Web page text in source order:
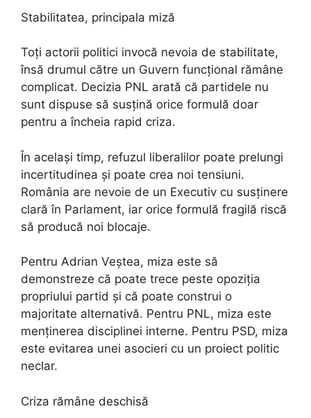
Stabilitatea, principala miză
Toți actorii politici invocă nevoia de stabilitate,
însă drumul către un Guvern funcțional rămâne
complicat. Decizia PNL arată că partidele nu
sunt dispuse să susțină orice formulă doar
pentru a încheia rapid criza.
În același timp, refuzul liberalilor poate prelungi
incertitudinea și poate crea noi tensiuni.
România are nevoie de un Executiv cu susținere
clară în Parlament, iar orice formulă fragilă riscă
să producă noi blocaje.
Pentru Adrian Veștea, miza este să
demonstreze că poate trece peste opoziția
propriului partid și că poate construi o
majoritate alternativă. Pentru PNL, miza este
menținerea disciplinei interne. Pentru PSD, miza
este evitarea unei asocieri cu un proiect politic
neclar.
Criza rămâne deschisă